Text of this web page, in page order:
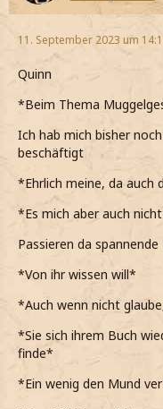
11. September 2023 um
Quinn
*Beim Thema
Ich hab mich bisher
beschäftigt
*Ehrlich meine, da auch
*Es mich aber auch
Passieren da spannende
*Von ihr wissen will*
*Auch wenn nicht
*Sie sich ihrem Buch
finde*
*Ein wenig den Mund